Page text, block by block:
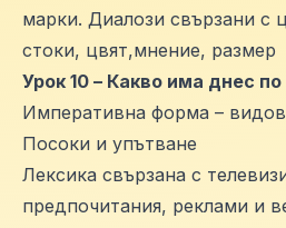
марки. Диалози свързани с
стоки, цвят,мнение, размер
Урок 10 – Какво има днес
Императивна форма –
Посоки и упътване
Лексика свързана с
предпочитания, реклами и